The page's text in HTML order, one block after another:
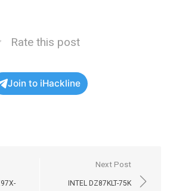
Rate this post
Join to iHackline
Next Post
INTEL DZ87KLT-75K